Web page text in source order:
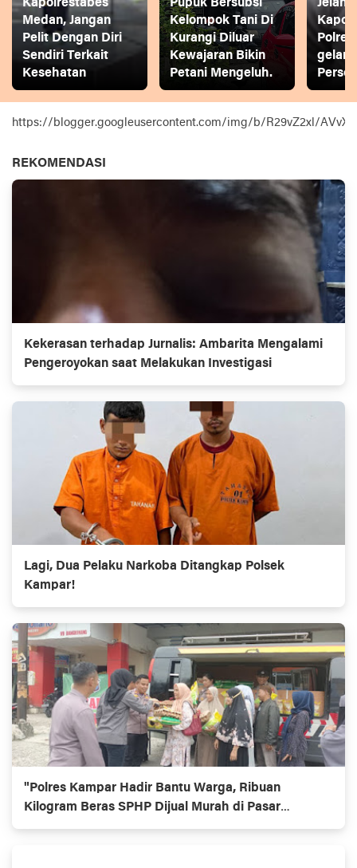
Kapolrestabes
Medan, Jangan
Pelit Dengan Diri
Sendiri Terkait
Kesehatan
Pupuk Bersubsi
Kelompok Tani Di
Kurangi Diluar
Kewajaran Bikin
Petani Mengeluh.
gelar
https://blogger.googleusercontent.com/img/b/R29vZ2xl/
REKOMENDASI
Kekerasan terhadap Jurnalis: Ambarita Mengalami
Pengeroyokan saat Melakukan Investigasi
Lagi, Dua Pelaku Narkoba Ditangkap Polsek
Kampar!
"Polres Kampar Hadir Bantu Warga, Ribuan
Kilogram Beras SPHP Dijual Murah di Pasar
Ramayana Bangkinang dan Polsek Kampar!"